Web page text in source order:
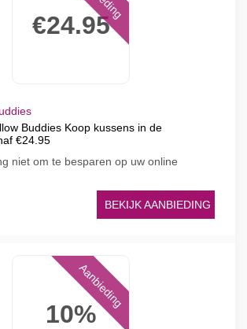
€24.95
Buddies Koop kussens in de
€24.95
niet om te besparen op uw online
BEKIJK AANBIEDING
10%
Aanbieding